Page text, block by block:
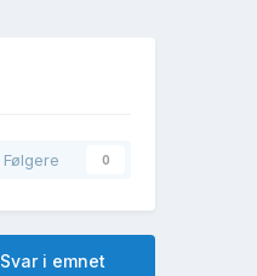
Følgere 0
Svar i emnet